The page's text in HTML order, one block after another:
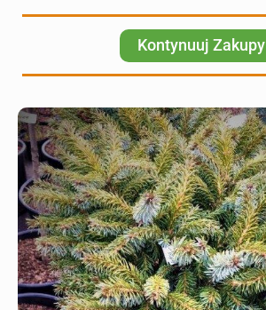
Kontynuuj Zakupy